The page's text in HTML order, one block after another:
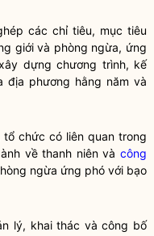
các chỉ tiêu, mục tiêu
giới và phòng ngừa, ứng
dựng chương trình, kế
địa phương hằng năm và
chức có liên quan trong
về thanh niên và công
ngừa ứng phó với bạo
lý, khai thác và công bố